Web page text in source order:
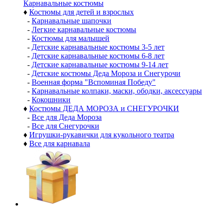
Карнавальные костюмы
♦ Костюмы для детей и взрослых
- Карнавальные шапочки
- Легкие карнавальные костюмы
- Костюмы для малышей
- Детские карнавальные костюмы 3-5 лет
- Детские карнавальные костюмы 6-8 лет
- Детские карнавальные костюмы 9-14 лет
- Детские костюмы Деда Мороза и Снегурочи
- Военная форма "Вспоминая Победу"
- Карнавальные колпаки, маски, ободки, аксессуары
- Кокошники
♦ Костюмы ДЕДА МОРОЗА и СНЕГУРОЧКИ
- Все для Деда Мороза
- Все для Снегурочки
♦ Игрушки-рукавички для кукольного театра
♦ Все для карнавала